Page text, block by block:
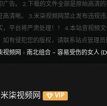
广告。 2.下载的文件全部是原始高清
高清晰。 3.米柒视频网禁止发布违规
，平台将严肃处理！！ 4.本站音视频
如有侵犯您的版权，请联系站点管理
视频网 » 南北组合 – 容易受伤的女人
米柒视频网 VIP